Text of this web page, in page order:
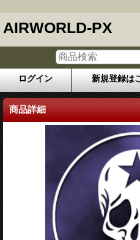
AIRWORLD-PX
ログイン 新規登録は
商品詳細